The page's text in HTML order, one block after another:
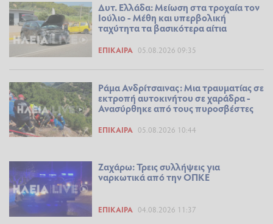
Δυτ. Ελλάδα: Μείωση στα τροχαία τον
Ιούλιο - Μέθη και υπερβολική
ταχύτητα τα βασικότερα αίτια
ΕΠΊΚΑΙΡΑ 05.08.2026 09:35
Ράμα Ανδρίτσαινας: Μια τραυματίας σε
εκτροπή αυτοκινήτου σε χαράδρα -
Ανασύρθηκε από τους πυροσβέστες
ΕΠΊΚΑΙΡΑ 05.08.2026 10:44
Ζαχάρω: Τρεις συλλήψεις για
ναρκωτικά από την ΟΠΚΕ
ΕΠΊΚΑΙΡΑ 04.08.2026 11:37